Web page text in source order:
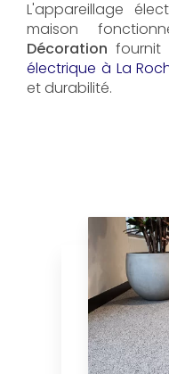
L'appareillage
maison
Décoration fournit
électrique à La
et durabilité.